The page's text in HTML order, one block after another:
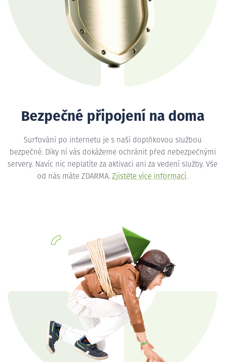
Bezpečné připojení na doma
Surfování po internetu je s naší doplňkovou službou
bezpečné. Díky ní vás dokážeme ochránit před nebezpečnými
servery. Navíc nic neplatíte za aktivaci ani za vedení služby. Vše
od nás máte ZDARMA. Zjistěte více informací.